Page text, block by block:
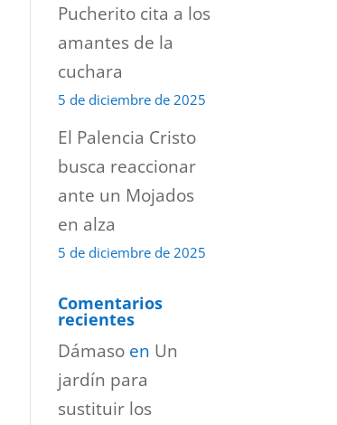
Pucherito cita a los
amantes de la
cuchara
5 de diciembre de 2025
El Palencia Cristo
busca reaccionar
ante un Mojados
en alza
5 de diciembre de 2025
Comentarios
recientes
Dámaso en Un
jardín para
sustituir los